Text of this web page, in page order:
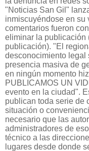
"Noticias San Gil"
inmiscuyéndose en su
comentarios fueron
eliminar la publicación
publicación). "El
desconocimiento legal
presencia masiva de
en ningún momento
PUBLICAMOS UN
evento en la ciudad".
publican toda serie de
situación o
necesario que las
administradores de
técnico a las
lugares desde donde